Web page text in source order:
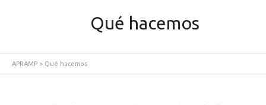
Qué hacemos
APRAMP > Qué hacemos